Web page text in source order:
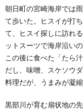
朝日町の宮崎海岸では
て歩いた。ヒスイが打
て、ヒスイ探しに訪れ
ットスーツで海岸沿い
この後に食べた「たら
だし、味噌、スケソウ
料理だが、うまみが凝
黒部川が育む扇状地の